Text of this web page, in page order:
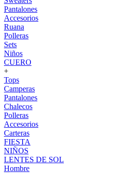
Pantalones
Accesorios
Ruana
Polleras
Sets
Niños
CUERO
+
Tops
Camperas
Pantalones
Chalecos
Polleras
Accesorios
Carteras
FIESTA
NIÑOS
LENTES DE SOL
Hombre